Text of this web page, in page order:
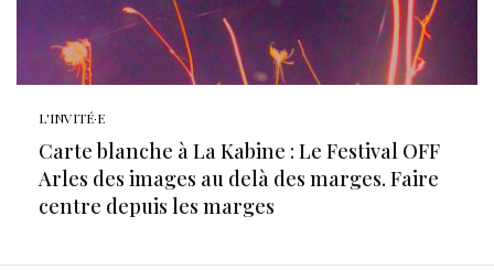
L'INVITÉ·E
Carte blanche à La Kabine : Le Festival OFF
Arles des images au delà des marges. Faire
centre depuis les marges